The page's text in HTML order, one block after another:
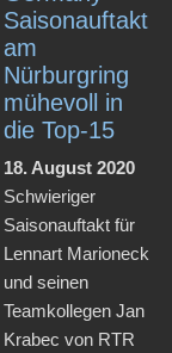
Saisonauftakt
am
Nürburgring
mühevoll in
die Top-15
18. August 2020
Schwieriger
Saisonauftakt für
Lennart Marioneck
und seinen
Teamkollegen Jan
Krabec von RTR